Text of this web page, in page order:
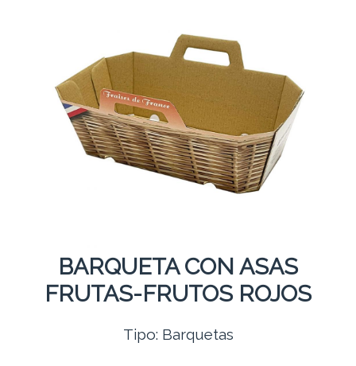
BARQUETA CON ASAS
FRUTAS-FRUTOS ROJOS
Tipo: Barquetas